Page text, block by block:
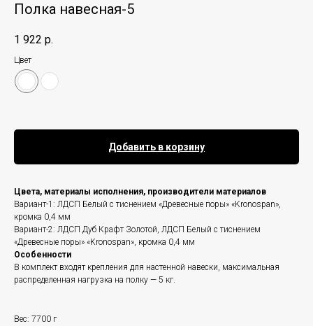
Полка навесная-5
1 922 р.
Цвет
Добавить в корзину
Цвета, материалы исполнения, производители материалов
Вариант-1: ЛДСП Белый с тиснением «Древесные поры» «Kronospan»,
кромка 0,4 мм
Вариант-2: ЛДСП Дуб Крафт Золотой, ЛДСП Белый с тиснением
«Древесные поры» «Kronospan», кромка 0,4 мм
Особенности
В комплект входят крепления для настенной навески, максимальная
распределенная нагрузка на полку — 5 кг.
Вес: 7700 г